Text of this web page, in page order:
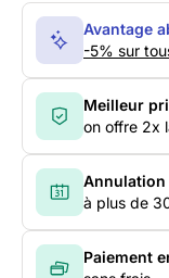
Avantage
-5% sur
Meilleur
on offre 2x
à plus de
Paiement